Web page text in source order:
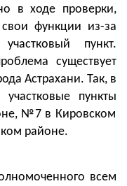
в ходе проверки,
функции из-за
пункт.
существует
Астрахани. Так, в
участковыепункты
№7 в Кировском
районе.
ого всем